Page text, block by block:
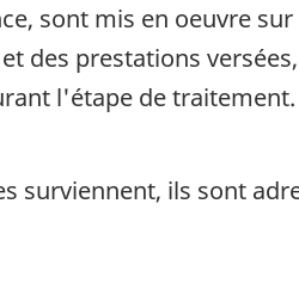
sont mis en oeuvre
des prestations
l'étape de traitement.
surviennent, ils sont